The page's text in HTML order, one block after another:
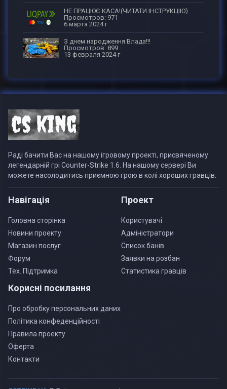
НЕ ПРАЦЮЄ КАСА!(ЧИТАТИ ІНСТРУКЦІЮ)
Просмотров: 971
6 марта 2024 г
З днем народження Влада!!!
Просмотров: 899
13 февраля 2024 г
Раді бачити Вас на нашому ігровому проекті, присвяченому
легендарній грі Counter-Strike 1.6. На нашому сервері Ви
можете насолодитись приємною грою в колі хороших гравців.
Навігація
Головна сторінка
Новини проекту
Магазин послуг
Форум
Тех. Підтримка
Проект
Користувачі
Адміністратори
Список банів
Заявки на розбан
Статистика гравців
Корисні посилання
Про обробку персональних даних
Політика конфеденційності
Правила проекту
Оферта
Контакти